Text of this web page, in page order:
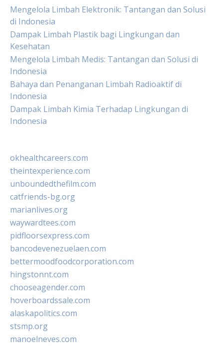
Mengelola Limbah Elektronik: Tantangan dan Solusi
di Indonesia
Dampak Limbah Plastik bagi Lingkungan dan
Kesehatan
Mengelola Limbah Medis: Tantangan dan Solusi di
Indonesia
Bahaya dan Penanganan Limbah Radioaktif di
Indonesia
Dampak Limbah Kimia Terhadap Lingkungan di
Indonesia
okhealthcareers.com
theintexperience.com
unboundedthefilm.com
catfriends-bg.org
marianlives.org
waywardtees.com
pidfloorsexpress.com
bancodevenezuelaen.com
bettermoodfoodcorporation.com
hingstonnt.com
chooseagender.com
hoverboardssale.com
alaskapolitics.com
stsmp.org
manoelneves.com